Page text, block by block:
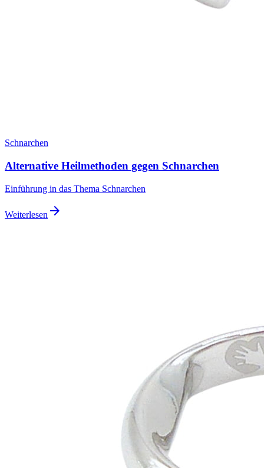
Schnarchen
Alternative Heilmethoden gegen Schnarchen
Einführung in das Thema Schnarchen
Weiterlesen arrow_forward